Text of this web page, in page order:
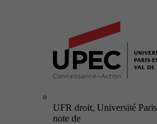
UFR droit, Université
note de